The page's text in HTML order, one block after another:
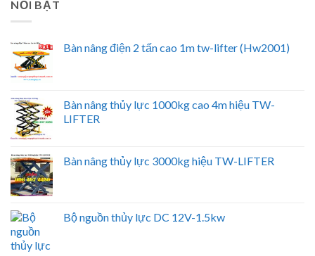
NỔI BẬT
Bàn nâng điện 2 tấn cao 1m tw-lifter (Hw2001)
Bàn nâng thủy lực 1000kg cao 4m hiệu TW-
LIFTER
Bàn nâng thủy lực 3000kg hiệu TW-LIFTER
Bộ nguồn thủy lực DC 12V-1.5kw